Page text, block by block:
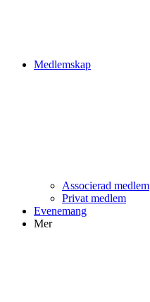
Medlemskap
Associerad medlem
Privat medlem
Evenemang
Mer